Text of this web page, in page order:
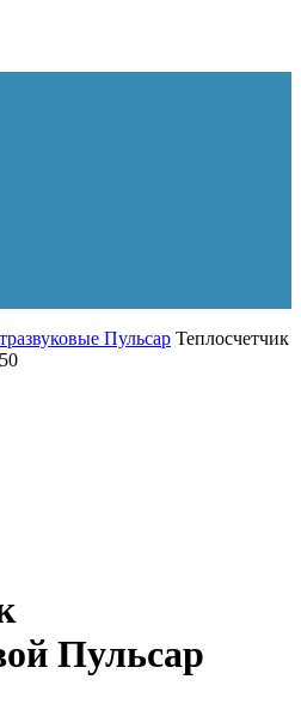
Пульсар Теплосчетчик
Пульсар